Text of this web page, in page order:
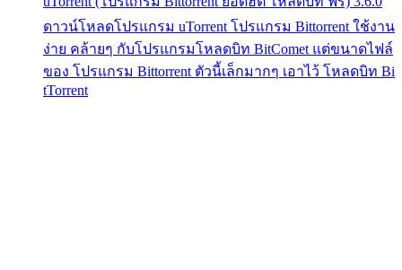
ดาวน์โหลดโปรแกรม uTorrent โปรแกรม Bittorrent ใช้งาน
ง่าย คล้ายๆ กับโปรแกรมโหลดบิท BitComet แต่ขนาดไฟล์
ของ โปรแกรม Bittorrent ตัวนี้เล็กมากๆ เอาไว้ โหลดบิท Bi
tTorrent